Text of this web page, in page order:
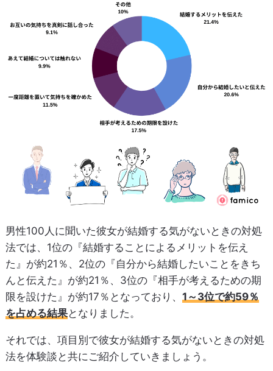
男性100人に聞いた彼女が結婚する気がないときの対処
法では、1位の『結婚することによるメリットを伝え
た』が約21％、2位の『自分から結婚したいことをきち
んと伝えた』が約21％、3位の『相手が考えるための期
限を設けた』が約17％となっており、 1～3位で約59％
を占める結果となりました。
それでは、項目別で彼女が結婚する気がないときの対処
法を体験談と共にご紹介していきましょう。